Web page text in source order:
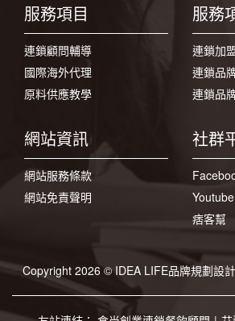
服務項目
連鎖顧問輔導
國際海外代理
原料供應教學
服務
連鎖加
連鎖品
連鎖品
網站資訊
網站服務條款
網站免責聲明
社群
Youtube
痞客幫
Copyright 2026 © IDEA LIFE品牌規劃設